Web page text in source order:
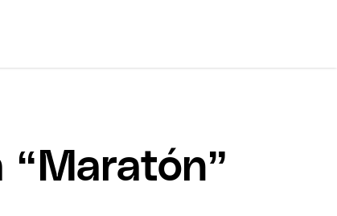
“Maratón”